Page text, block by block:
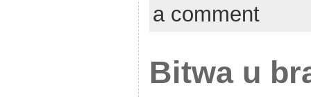
a comment
Bitwa u